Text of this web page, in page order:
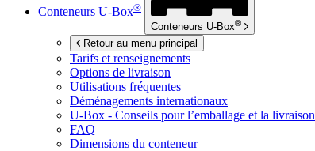
Conteneurs U-Box®
Conteneurs U-Box®
Retour au menu principal
Tarifs et renseignements
Options de livraison
Utilisations fréquentes
Déménagements internationaux
U-Box - Conseils pour l’emballage et la livraison
FAQ
Dimensions du conteneur